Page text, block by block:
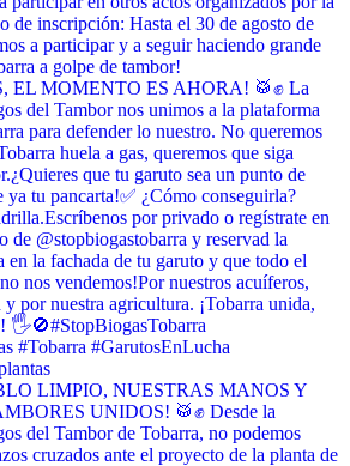
de inscripción: Hasta el 30 de agosto de
a participar y a seguir haciendo grande
a golpe de tambor!
EL MOMENTO ES AHORA! 🥁✊ La
del Tambor nos unimos a la plataforma
para defender lo nuestro. No queremos
huela a gas, queremos que siga
​¿Quieres que tu garuto sea un punto de
ya tu pancarta! ​✅ ¿Cómo conseguirla?
​Escríbenos por privado o regístrate en
de @stopbiogastobarra y reservad la
en la fachada de tu garuto y que todo el
nos vendemos! ​Por nuestros acuíferos,
y por nuestra agricultura. ¡Tobarra unida,
🖐️🚫 ​#StopBiogasTobarra
#Tobarra #GarutosEnLucha
LIMPIO, NUESTRAS MANOS Y
UNIDOS! 🥁✊ Desde la
del Tambor de Tobarra, no podemos
cruzados ante el proyecto de la planta de